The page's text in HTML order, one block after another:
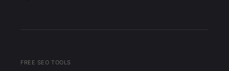
FREE SEO TOOLS